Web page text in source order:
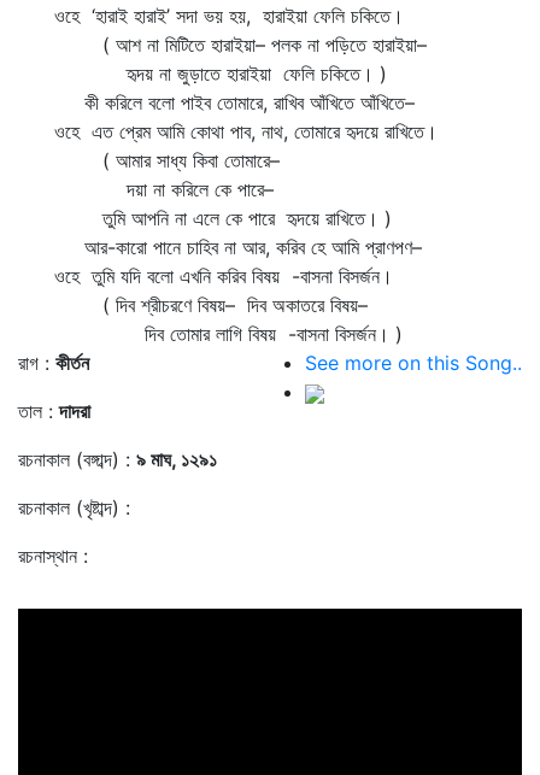
ওহে ‘হারাই হারাই’ সদা ভয় হয়, হারাইয়া ফেলি চকিতে।
( আশ না মিটিতে হারাইয়া– পলক না পড়িতে হারাইয়া–
হৃদয় না জুড়াতে হারাইয়া ফেলি চকিতে। )
কী করিলে বলো পাইব তোমারে, রাখিব আঁখিতে আঁখিতে–
ওহে এত প্রেম আমি কোথা পাব, নাথ, তোমারে হৃদয়ে রাখিতে।
( আমার সাধ্য কিবা তোমারে–
দয়া না করিলে কে পারে–
তুমি আপনি না এলে কে পারে হৃদয়ে রাখিতে। )
আর-কারো পানে চাহিব না আর, করিব হে আমি প্রাণপণ–
ওহে তুমি যদি বলো এখনি করিব বিষয় -বাসনা বিসর্জন।
( দিব শ্রীচরণে বিষয়– দিব অকাতরে বিষয়–
দিব তোমার লাগি বিষয় -বাসনা বিসর্জন। )
রাগ : কীর্তন
তাল :দাদরা
রচনাকাল (বঙ্গাব্দ) : ৯ মাঘ, ১২৯১
রচনাকাল (খৃষ্টাব্দ) :
রচনাস্থান :
See more on this Song..